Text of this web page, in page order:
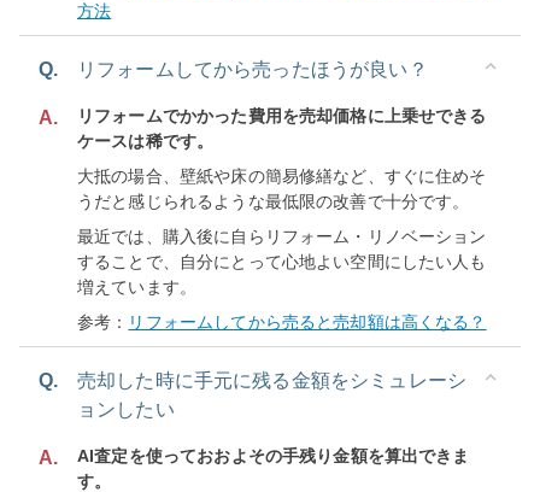
方法
Q. リフォームしてから売ったほうが良い？
A.
リフォームでかかった費用を売却価格に上乗せできる
ケースは稀です。
大抵の場合、壁紙や床の簡易修繕など、すぐに住めそ
うだと感じられるような最低限の改善で十分です。
最近では、購入後に自らリフォーム・リノベーション
することで、自分にとって心地よい空間にしたい人も
増えています。
参考： リフォームしてから売ると売却額は高くなる？
Q.
売却した時に手元に残る金額をシミュレーシ
ョンしたい
A.
AI査定を使っておおよその手残り金額を算出できま
す。